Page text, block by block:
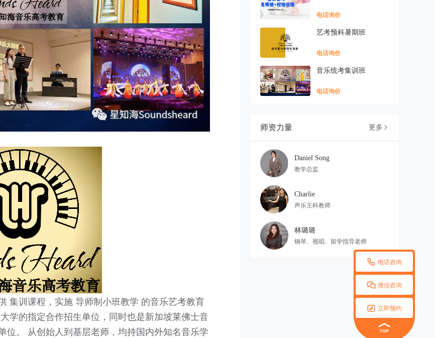
 电话咨询
 微信咨询
 立即预约
集训课程，实施 导师制小班教学 的音乐艺考教育
学的指定合作招生单位，同时也是新加坡莱佛士音
位。 从创始人到基层老师，均持国内外知名音乐学
电话询价
艺考预科暑期班
电话询价
音乐统考集训班
电话询价
师资力量 更多 
Daniel Song
教学总监
Charlie
声乐主科教师
林璐璐
钢琴、视唱、留学指导老师